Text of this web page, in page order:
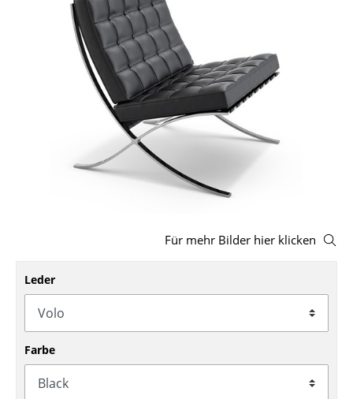
Stühle
Freischwinger
Barhocker
Bänke & Liegen
Sitzsäcke
Bürodrehstühle
Bürosessel
Einzelteile
Für mehr Bilder hier klicken
Leder
Farbe